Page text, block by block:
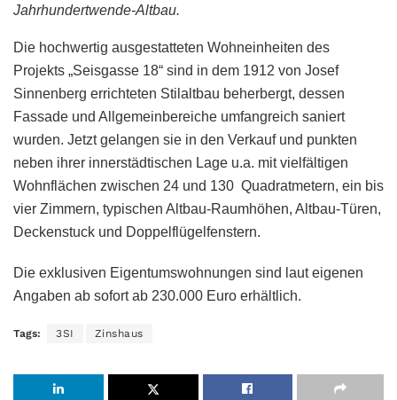
Jahrhundertwende-Altbau.
Die hochwertig ausgestatteten Wohneinheiten des
Projekts „Seisgasse 18“ sind in dem 1912 von Josef
Sinnenberg errichteten Stilaltbau beherbergt, dessen
Fassade und Allgemeinbereiche umfangreich saniert
wurden. Jetzt gelangen sie in den Verkauf und punkten
neben ihrer innerstädtischen Lage u.a. mit vielfältigen
Wohnflächen zwischen 24 und 130 Quadratmetern, ein bis
vier Zimmern, typischen Altbau-Raumhöhen, Altbau-Türen,
Deckenstuck und Doppelflügelfenstern.
Die exklusiven Eigentumswohnungen sind laut eigenen
Angaben ab sofort ab 230.000 Euro erhältlich.
Tags: 3SI Zinshaus